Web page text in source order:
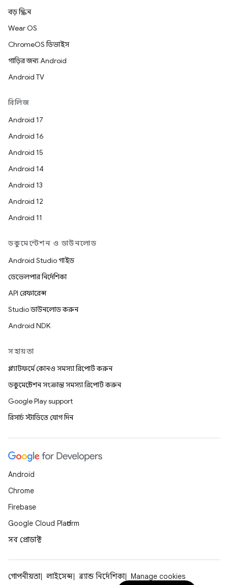
বড় স্ক্রিন
Wear OS
ChromeOS ডিভাইস
গাড়ির জন্য Android
Android TV
রিলিজ
Android 17
Android 16
Android 15
Android 14
Android 13
Android 12
Android 11
ডকুমেন্টেশন ও ডাউনলোড
Android Studio গাইড
ডেভেলপার নির্দেশিকা
API রেফারেন্স
Studio ডাউনলোড করুন
Android NDK
সহায়তা
প্ল্যাটফর্মে কোনও সমস্যা রিপোর্ট করুন
ডকুমেন্টেশন সংক্রান্ত সমস্যা রিপোর্ট করুন
Google Play support
রিসার্চ স্টাডিতে যোগ দিন
Android
Chrome
Firebase
Google Cloud Platform
সব প্রোডাক্ট
গোপনীয়তা লাইসেন্স ব্র্যান্ড নির্দেশিকা Manage cookies